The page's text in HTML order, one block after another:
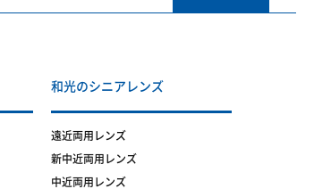
和光のシニアレンズ
遠近両用レンズ
新中近両用レンズ
中近両用レンズ